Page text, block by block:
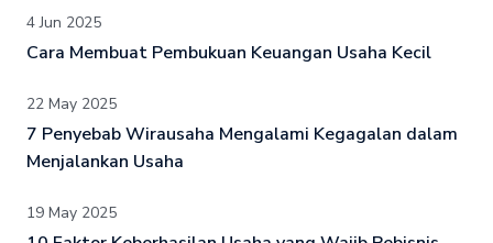
4 Jun 2025
Cara Membuat Pembukuan Keuangan Usaha Kecil
22 May 2025
7 Penyebab Wirausaha Mengalami Kegagalan dalam
Menjalankan Usaha
19 May 2025